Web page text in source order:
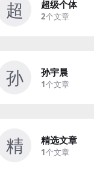
超 超级个体
2个文章
孙 孙宇晨
1个文章
精 精选文章
1个文章